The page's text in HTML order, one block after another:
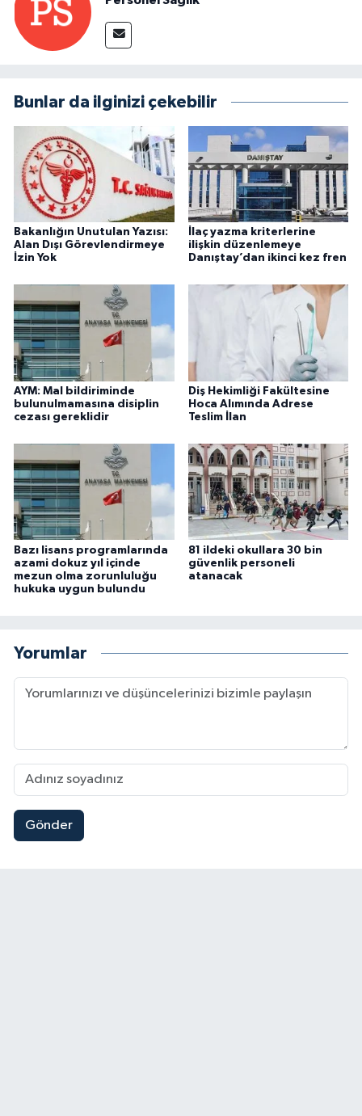
Bunlar da ilginizi çekebilir
Bakanlığın Unutulan Yazısı:
Alan Dışı Görevlendirmeye
İzin Yok
İlaç yazma kriterlerine
ilişkin düzenlemeye
Danıştay’dan ikinci kez fren
AYM: Mal bildiriminde
bulunulmamasına disiplin
cezası gereklidir
Diş Hekimliği Fakültesine
Hoca Alımında Adrese
Teslim İlan
Bazı lisans programlarında
azami dokuz yıl içinde
mezun olma zorunluluğu
hukuka uygun bulundu
81 ildeki okullara 30 bin
güvenlik personeli
atanacak
Yorumlar
Gönder